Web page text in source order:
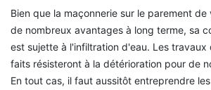
Bien que la maçonnerie sur le parement
de nombreux avantages à long terme, sa
est sujette à l'infiltration d'eau. Les travaux
faits résisteront à la détérioration pour de
En tout cas, il faut aussitôt entreprendre